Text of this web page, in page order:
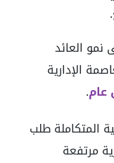
العائد
الإدارية
.
المتكاملة طلب
مرتفعة